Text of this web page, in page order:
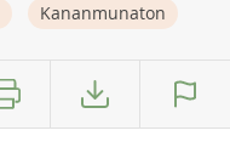
Kananmunaton